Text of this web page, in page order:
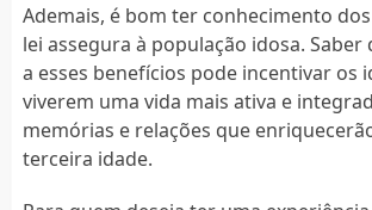
Ademais, é bom ter conhecimento
lei assegura à população idosa. Saber
a esses benefícios pode incentivar os
viverem uma vida mais ativa e
memórias e relações que
terceira idade.